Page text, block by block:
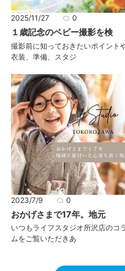
2025/11/27 0
１歳記念のベビー撮影を検
撮影前に知っておきたいポイント
衣装、準備、スタジ
2023/7/9 0
おかげさまで17年。地元
いつもライフスタジオ所沢店のコ
ムをご覧いただきあ